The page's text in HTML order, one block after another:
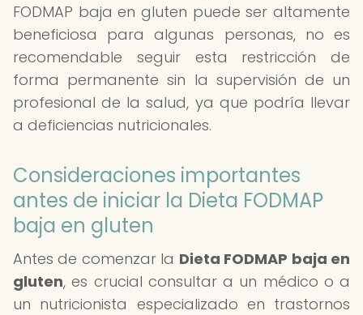
FODMAP baja en gluten puede ser altamente
beneficiosa para algunas personas, no es
recomendable seguir esta restricción de
forma permanente sin la supervisión de un
profesional de la salud, ya que podría llevar
a deficiencias nutricionales.
Consideraciones importantes
antes de iniciar la Dieta FODMAP
baja en gluten
Antes de comenzar la Dieta FODMAP baja en
gluten, es crucial consultar a un médico o a
un nutricionista especializado en trastornos